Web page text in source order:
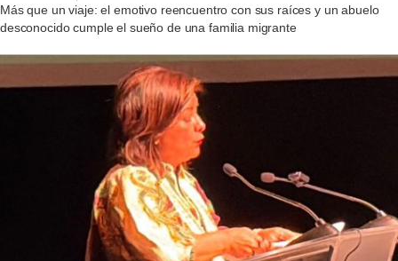
Más que un viaje: el emotivo reencuentro con sus raíces y un abuelo
desconocido cumple el sueño de una familia migrante